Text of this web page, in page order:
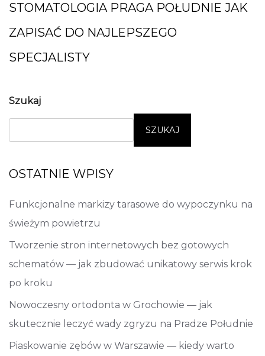
STOMATOLOGIA PRAGA POŁUDNIE JAK
ZAPISAĆ DO NAJLEPSZEGO
SPECJALISTY
Szukaj
SZUKAJ
OSTATNIE WPISY
Funkcjonalne markizy tarasowe do wypoczynku na
świeżym powietrzu
Tworzenie stron internetowych bez gotowych
schematów — jak zbudować unikatowy serwis krok
po kroku
Nowoczesny ortodonta w Grochowie — jak
skutecznie leczyć wady zgryzu na Pradze Południe
Piaskowanie zębów w Warszawie — kiedy warto